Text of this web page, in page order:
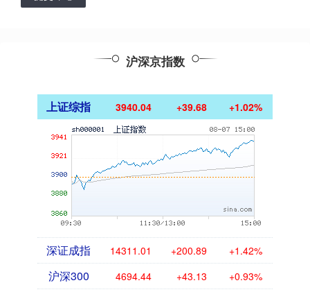
沪深京指数
上证综指 3940.04 +39.68 +1.02%
深证成指 14311.01 +200.89 +1.42%
沪深300 4694.44 +43.13 +0.93%